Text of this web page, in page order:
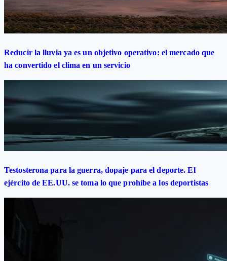
Reducir la lluvia ya es un objetivo operativo: el mercado que
ha convertido el clima en un servicio
Testosterona para la guerra, dopaje para el deporte. El
ejército de EE.UU. se toma lo que prohíbe a los deportistas